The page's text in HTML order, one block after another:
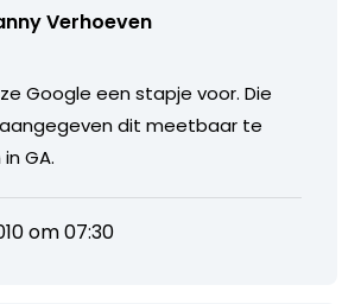
Verhoeven
Google een stapje voor. Die
dit meetbaar te
GA.
om 07:30